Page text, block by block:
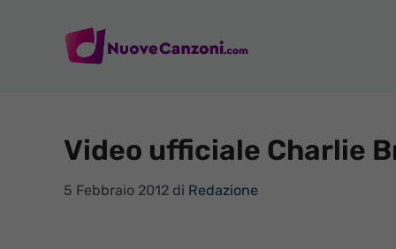
Video ufficiale Charlie
5 Febbraio 2012 di Redazione